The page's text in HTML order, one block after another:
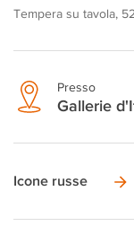
Tempera su tavola,
Presso
Gallerie
Icone russe